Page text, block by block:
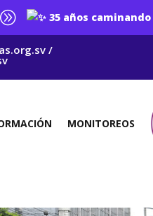
A 35 años
/
MONITOREOS